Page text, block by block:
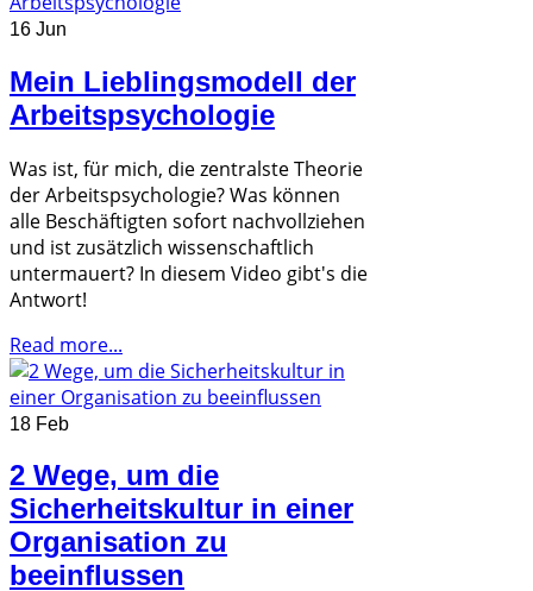
16 Jun
Mein Lieblingsmodell der
Arbeitspsychologie
Was ist, für mich, die zentralste Theorie
der Arbeitspsychologie? Was können
alle Beschäftigten sofort nachvollziehen
und ist zusätzlich wissenschaftlich
untermauert? In diesem Video gibt's die
Antwort!
Read more...
18 Feb
2 Wege, um die
Sicherheitskultur in einer
Organisation zu
beeinflussen